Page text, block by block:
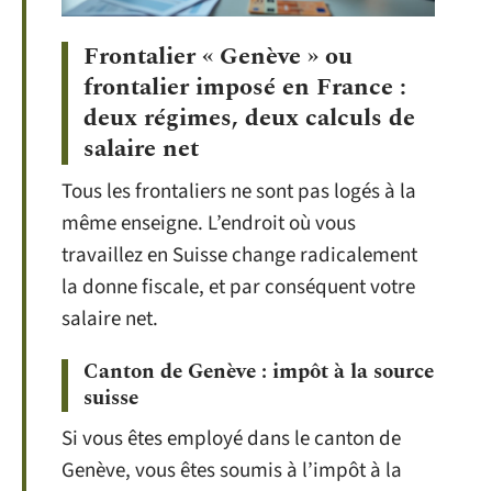
Frontalier « Genève » ou
frontalier imposé en France :
deux régimes, deux calculs de
salaire net
Tous les frontaliers ne sont pas logés à la
même enseigne. L’endroit où vous
travaillez en Suisse change radicalement
la donne fiscale, et par conséquent votre
salaire net.
Canton de Genève : impôt à la source
suisse
Si vous êtes employé dans le canton de
Genève, vous êtes soumis à l’impôt à la